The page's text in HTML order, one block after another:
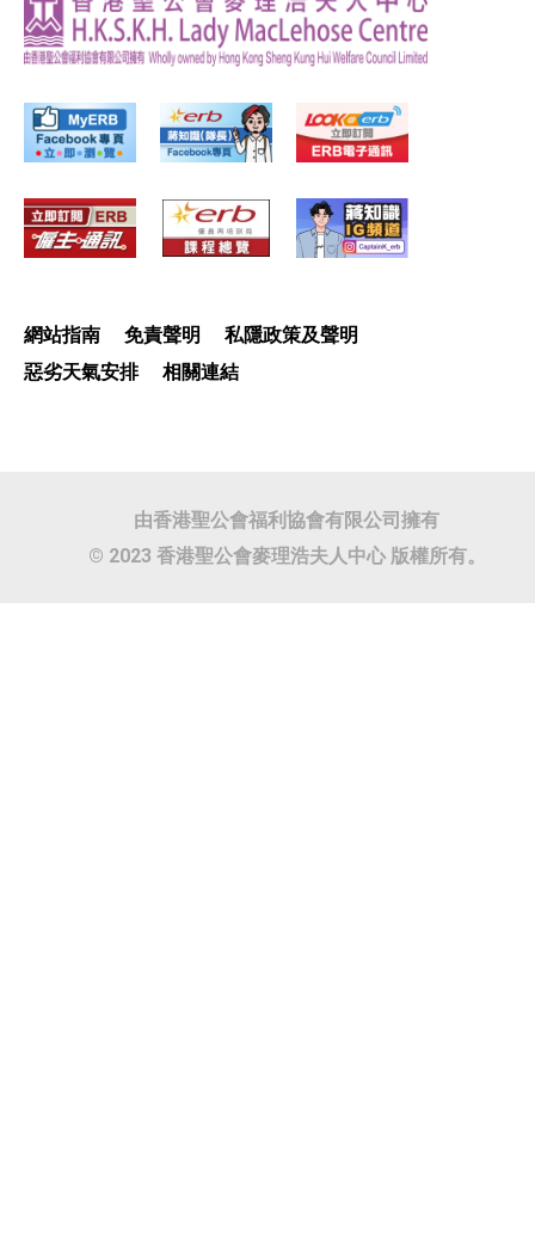
網站指南 免責聲明
私隱政策及聲明
惡劣天氣安排
相關連結
由香港聖公會福利協會有限公司擁有
© 2023 香港聖公會麥理浩夫人中心 版權所有。